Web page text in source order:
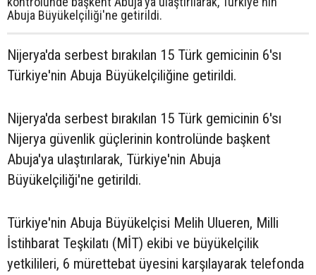
Abuja Büyükelçiliği'ne getirildi.
Nijerya'da serbest bırakılan 15 Türk gemicinin 6'sı
Türkiye'nin Abuja Büyükelçiliğine getirildi.
Nijerya'da serbest bırakılan 15 Türk gemicinin 6'sı
Nijerya güvenlik güçlerinin kontrolünde başkent
Abuja'ya ulaştırılarak, Türkiye'nin Abuja
Büyükelçiliği'ne getirildi.
Türkiye'nin Abuja Büyükelçisi Melih Ulueren, Milli
İstihbarat Teşkilatı (MİT) ekibi ve büyükelçilik
yetkilileri, 6 mürettebat üyesini karşılayarak telefonda